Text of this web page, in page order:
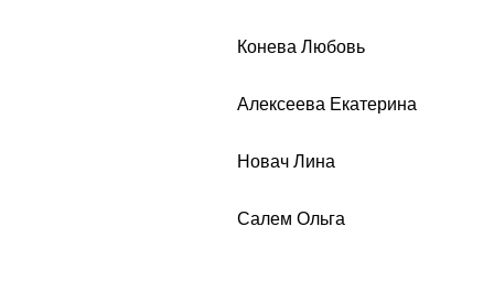
Конева Любовь
Алексеева Екатерина
Новач Лина
Салем Ольга